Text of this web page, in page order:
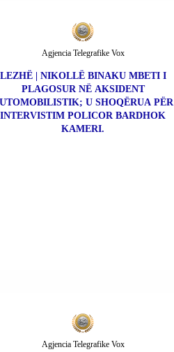
LEZHË | NIKOLLË BINAKU MBETI I
PLAGOSUR NË AKSIDENT
U SHOQËRUA PËR
INTERVISTIM POLICOR BARDHOK
KAMERI.
Agjencia Telegrafike Vox
Agjencia Telegrafike Vox